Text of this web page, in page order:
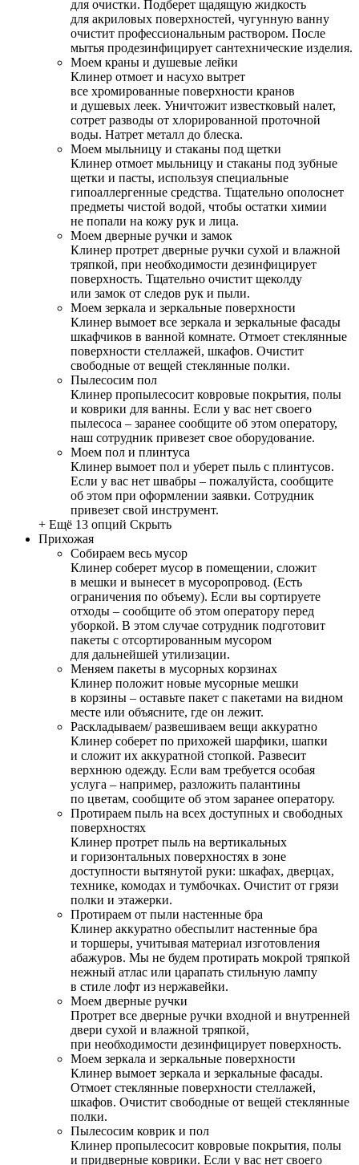
для очистки. Подберет щадящую жидкость
для акриловых поверхностей, чугунную ванну
очистит профессиональным раствором. После
мытья продезинфицирует сантехнические изделия.
Моем краны и душевые лейки
Клинер отмоет и насухо вытрет
все хромированные поверхности кранов
и душевых леек. Уничтожит известковый налет,
сотрет разводы от хлорированной проточной
воды. Натрет металл до блеска.
Моем мыльницу и стаканы под щетки
Клинер отмоет мыльницу и стаканы под зубные
щетки и пасты, используя специальные
гипоаллергенные средства. Тщательно ополоснет
предметы чистой водой, чтобы остатки химии
не попали на кожу рук и лица.
Моем дверные ручки и замок
Клинер протрет дверные ручки сухой и влажной
тряпкой, при необходимости дезинфицирует
поверхность. Тщательно очистит щеколду
или замок от следов рук и пыли.
Моем зеркала и зеркальные поверхности
Клинер вымоет все зеркала и зеркальные фасады
шкафчиков в ванной комнате. Отмоет стеклянные
поверхности стеллажей, шкафов. Очистит
свободные от вещей стеклянные полки.
Пылесосим пол
Клинер пропылесосит ковровые покрытия, полы
и коврики для ванны. Если у вас нет своего
пылесоса – заранее сообщите об этом оператору,
наш сотрудник привезет свое оборудование.
Моем пол и плинтуса
Клинер вымоет пол и уберет пыль с плинтусов.
Если у вас нет швабры – пожалуйста, сообщите
об этом при оформлении заявки. Сотрудник
привезет свой инструмент.
+ Ещё 13 опций Скрыть
Прихожая
Собираем весь мусор
Клинер соберет мусор в помещении, сложит
в мешки и вынесет в мусоропровод. (Есть
ограничения по объему). Если вы сортируете
отходы – сообщите об этом оператору перед
уборкой. В этом случае сотрудник подготовит
пакеты с отсортированным мусором
для дальнейшей утилизации.
Меняем пакеты в мусорных корзинах
Клинер положит новые мусорные мешки
в корзины – оставьте пакет с пакетами на видном
месте или объясните, где он лежит.
Раскладываем/ развешиваем вещи аккуратно
Клинер соберет по прихожей шарфики, шапки
и сложит их аккуратной стопкой. Развесит
верхнюю одежду. Если вам требуется особая
услуга – например, разложить палантины
по цветам, сообщите об этом заранее оператору.
Протираем пыль на всех доступных и свободных
поверхностях
Клинер протрет пыль на вертикальных
и горизонтальных поверхностях в зоне
доступности вытянутой руки: шкафах, дверцах,
технике, комодах и тумбочках. Очистит от грязи
полки и этажерки.
Протираем от пыли настенные бра
Клинер аккуратно обеспылит настенные бра
и торшеры, учитывая материал изготовления
абажуров. Мы не будем протирать мокрой тряпкой
нежный атлас или царапать стильную лампу
в стиле лофт из нержавейки.
Моем дверные ручки
Протрет все дверные ручки входной и внутренней
двери сухой и влажной тряпкой,
при необходимости дезинфицирует поверхность.
Моем зеркала и зеркальные поверхности
Клинер вымоет зеркала и зеркальные фасады.
Отмоет стеклянные поверхности стеллажей,
шкафов. Очистит свободные от вещей стеклянные
полки.
Пылесосим коврик и пол
Клинер пропылесосит ковровые покрытия, полы
и придверные коврики. Если у вас нет своего